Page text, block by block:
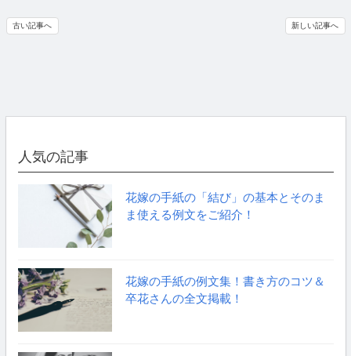
古い記事へ 新しい記事へ
人気の記事
花嫁の手紙の「結び」の基本とそのま
ま使える例文をご紹介！
花嫁の手紙の例文集！書き方のコツ＆
卒花さんの全文掲載！